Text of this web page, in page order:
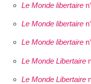
Le Monde libertaire
Le Monde libertaire
Le Monde libertaire
Le Monde Libertaire
Le Monde Libertaire